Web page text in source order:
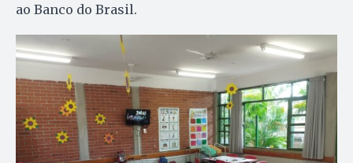
ao Banco do Brasil.